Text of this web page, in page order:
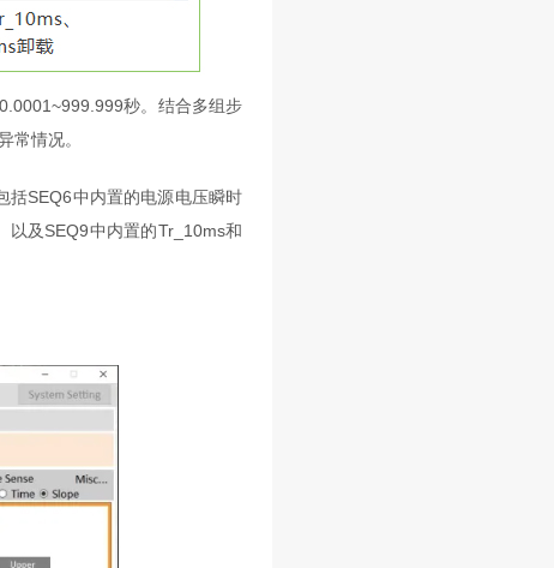
秒。结合多组步
常情况。
SEQ6中内置的电源电压瞬时
以及SEQ9中内置的Tr_10ms和